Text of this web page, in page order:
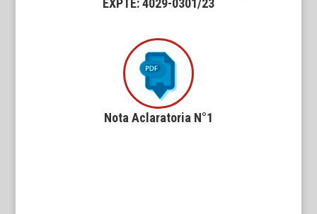
EXPTE: 4029-0301/23
Nota Aclaratoria N°1